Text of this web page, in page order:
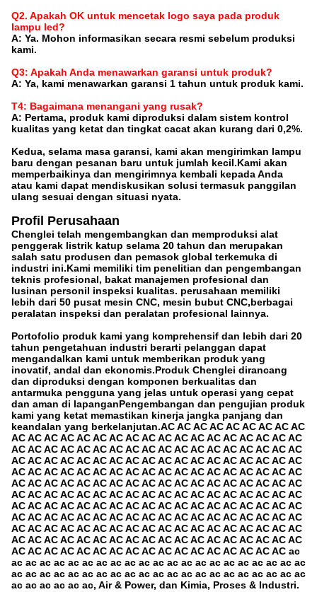
Q2. Apakah OK untuk mencetak logo saya pada produk
lampu led?
A: Ya. Mohon informasikan secara resmi sebelum produksi
kami.
Q3: Apakah Anda menawarkan garansi untuk produk?
A: Ya, kami menawarkan garansi 1 tahun untuk produk kami.
T4: Bagaimana menangani yang rusak?
A: Pertama, produk kami diproduksi dalam sistem kontrol
kualitas yang ketat dan tingkat cacat akan kurang dari 0,2%.
Kedua, selama masa garansi, kami akan mengirimkan lampu
baru dengan pesanan baru untuk jumlah kecil.Kami akan
memperbaikinya dan mengirimnya kembali kepada Anda
atau kami dapat mendiskusikan solusi termasuk panggilan
ulang sesuai dengan situasi nyata.
Profil Perusahaan
Chenglei telah mengembangkan dan memproduksi alat
penggerak listrik katup selama 20 tahun dan merupakan
salah satu produsen dan pemasok global terkemuka di
industri ini.Kami memiliki tim penelitian dan pengembangan
teknis profesional, bakat manajemen profesional dan
lusinan personil inspeksi kualitas. perusahaan memiliki
lebih dari 50 pusat mesin CNC, mesin bubut CNC,berbagai
peralatan inspeksi dan peralatan profesional lainnya.
Portofolio produk kami yang komprehensif dan lebih dari 20
tahun pengetahuan industri berarti pelanggan dapat
mengandalkan kami untuk memberikan produk yang
inovatif, andal dan ekonomis.Produk Chenglei dirancang
dan diproduksi dengan komponen berkualitas dan
antarmuka pengguna yang jelas untuk operasi yang cepat
dan aman di lapanganPengembangan dan pengujian produk
kami yang ketat memastikan kinerja jangka panjang dan
keandalan yang berkelanjutan.AC AC AC AC AC AC AC AC AC
AC AC AC AC AC AC AC AC AC AC AC AC AC AC AC AC AC AC
AC AC AC AC AC AC AC AC AC AC AC AC AC AC AC AC AC AC
AC AC AC AC AC AC AC AC AC AC AC AC AC AC AC AC AC AC
AC AC AC AC AC AC AC AC AC AC AC AC AC AC AC AC AC AC
AC AC AC AC AC AC AC AC AC AC AC AC AC AC AC AC AC AC
AC AC AC AC AC AC AC AC AC AC AC AC AC AC AC AC AC AC
AC AC AC AC AC AC AC AC AC AC AC AC AC AC AC AC AC AC
AC AC AC AC AC AC AC AC AC AC AC AC AC AC AC AC AC AC
AC AC AC AC AC AC AC AC AC AC AC AC AC AC AC AC AC AC
AC AC AC AC AC AC AC AC AC AC AC AC AC AC AC AC AC AC
AC AC AC AC AC AC AC AC AC AC AC AC AC AC AC AC AC ac
ac ac ac ac ac ac ac ac ac ac ac ac ac ac ac ac ac ac ac ac ac
ac ac ac ac ac ac ac ac ac ac ac ac ac ac ac ac ac ac ac ac ac
ac ac ac ac ac ac, Air & Power, dan Kimia, Proses & Industri.